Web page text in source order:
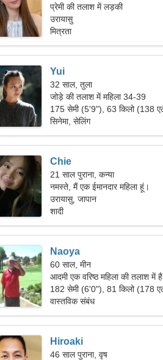
प्रेमी की तलाश में लड़की
उरायासु
मित्रता
Yui
32 साल, तुला
जोड़े की तलाश में महिला 34-39
175 सेमी (5'9"), 63 किलो (138
सिनेमा, सेलिंग
Chie
21 साल पुराना, कन्या
नमस्ते, मैं एक ईमानदार महिला हूं।
उरायासु, जापान
शादी
Naoya
60 साल, मीन
आदमी एक वरिष्ठ महिला की तलाश में
182 सेमी (6'0"), 81 किलो (178
वास्तविक संबंध
Hiroaki
46 साल पुराना, वृष